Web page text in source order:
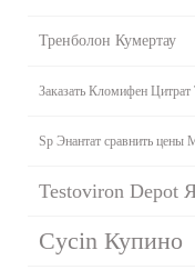
Тренболон Кумертау
Заказать Кломифен
Sp Энантат сравнить цены
Testoviron Depot
Cycin Купино